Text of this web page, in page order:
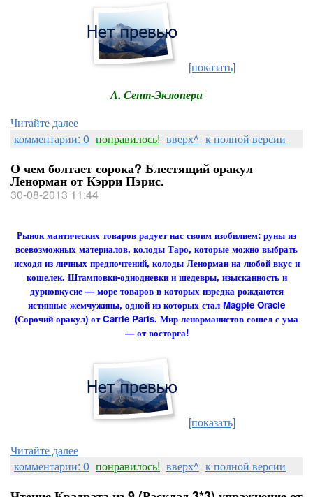
[показать]
А. Сент-Экзюпери
Читайте далее
комментарии: 0 понравилось! вверх^ к полной версии
О чем болтает сорока? Блестящий оракул
Ленорман от Кэрри Пэрис.
30-08-2013 11:44
Рынок мантических товаров радует нас своим изобилием: руны из
всевозможных материалов, колоды Таро, которые можно выбрать
исходя из личных предпочтений, колоды Ленорман на любой вкус и
кошелек. Штамповки-однодневки и шедевры, изысканность и
дурновкусие — море товаров в которых изредка рождаются
истинные жемчужины, одной из которых стал Magpie Oracle
(Сорочий оракул) от Carrie Paris. Мир ленорманистов сошел с ума
— от восторга!
[показать]
Читайте далее
комментарии: 0 понравилось! вверх^ к полной версии